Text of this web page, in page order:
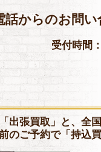
話からのお問い
受付時間
出張買取」と、全
のご予約で「持込